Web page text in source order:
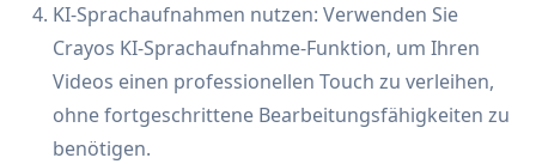
KI-Sprachaufnahmen nutzen: Verwenden Sie
Crayos KI-Sprachaufnahme-Funktion, um Ihren
Videos einen professionellen Touch zu verleihen,
ohne fortgeschrittene Bearbeitungsfähigkeiten zu
benötigen.